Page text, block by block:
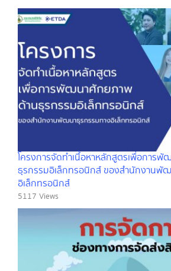
โครงการจัดทำเนื้อหาหลักสูตรเพื่อการ
ธุรกรรมอิเล็กทรอนิกส์ ของสำนักงานพั
อิเล็กทรอนิกส์
5117 Views